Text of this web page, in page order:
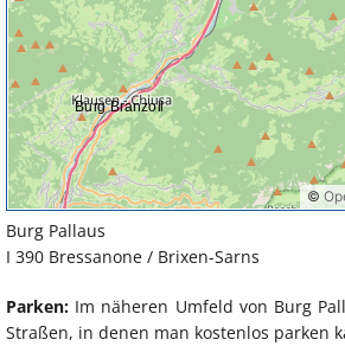
Burg Pallaus
I 390 Bressanone / Brixen-Sarns
Parken: Im näheren Umfeld von Burg
Straßen, in denen man kostenlos parken